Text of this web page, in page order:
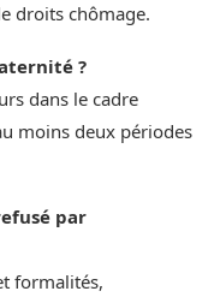
droits chômage.
?
dans le cadre
moins deux périodes
par
formalités,